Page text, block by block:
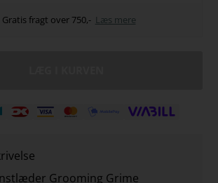
Gratis fragt over 750,- Læs mere
Grooming Grime